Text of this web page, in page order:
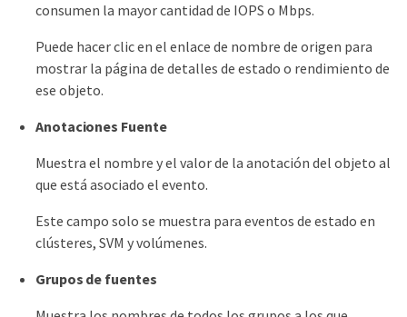
consumen la mayor cantidad de IOPS o Mbps.
Puede hacer clic en el enlace de nombre de origen para
mostrar la página de detalles de estado o rendimiento de
ese objeto.
Anotaciones Fuente
Muestra el nombre y el valor de la anotación del objeto al
que está asociado el evento.
Este campo solo se muestra para eventos de estado en
clústeres, SVM y volúmenes.
Grupos de fuentes